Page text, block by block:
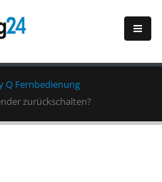
Q Fernbedienung
zurückschalten?